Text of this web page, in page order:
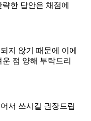
한 답안은 채점에
지 않기 때문에 이에
점 양해 부탁드리
서 쓰시길 권장드립